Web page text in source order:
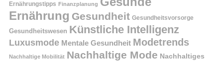
Ernährungstipps Finanzplanung
Ernährung Gesundheit Gesundheitsvorsorge
Gesundheitswesen Künstliche Intelligenz
Luxusmode Mentale Gesundheit Modetrends
Nachhaltige Mobilität Nachhaltige Mode Nachhaltiges